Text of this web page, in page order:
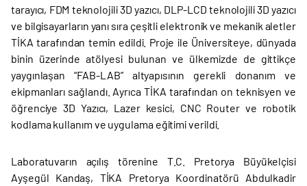
tarayıcı, FDM teknolojili 3D yazıcı, DLP-LCD teknolojili 3D yazıcı
ve bilgisayarların yanı sıra çeşitli elektronik ve mekanik aletler
TİKA tarafından temin edildi. Proje ile Üniversiteye, dünyada
binin üzerinde atölyesi bulunan ve ülkemizde de gittikçe
yaygınlaşan “FAB-LAB” altyapısının gerekli donanım ve
ekipmanları sağlandı. Ayrıca TİKA tarafından on teknisyen ve
öğrenciye 3D Yazıcı, Lazer kesici, CNC Router ve robotik
kodlama kullanım ve uygulama eğitimi verildi.
Laboratuvarın açılış törenine T.C. Pretorya Büyükelçisi
Ayşegül Kandaş, TİKA Pretorya Koordinatörü Abdulkadir